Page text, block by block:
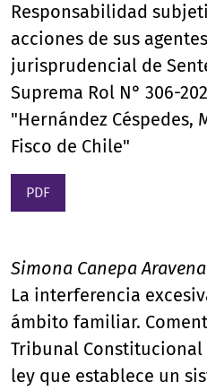
Responsabilidad
acciones de sus
jurisprudencial de
Suprema Rol N° 306-
"Hernández Céspedes,
Fisco de Chile"
PDF
Simona Canepa Aravena
La interferencia
ámbito familiar.
Tribunal
ley que establece un